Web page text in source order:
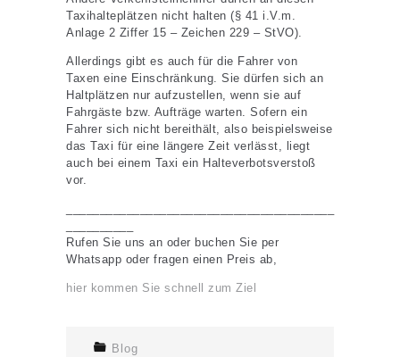
Taxihalteplätzen nicht halten (§ 41 i.V.m.
Anlage 2 Ziffer 15 – Zeichen 229 – StVO).
Allerdings gibt es auch für die Fahrer von
Taxen eine Einschränkung. Sie dürfen sich an
Haltplätzen nur aufzustellen, wenn sie auf
Fahrgäste bzw. Aufträge warten. Sofern ein
Fahrer sich nicht bereithält, also beispielsweise
das Taxi für eine längere Zeit verlässt, liegt
auch bei einem Taxi ein Halteverbotsverstoß
vor.
Rufen Sie uns an oder buchen Sie per
Whatsapp oder fragen einen Preis ab,
hier kommen Sie schnell zum Ziel
Blog